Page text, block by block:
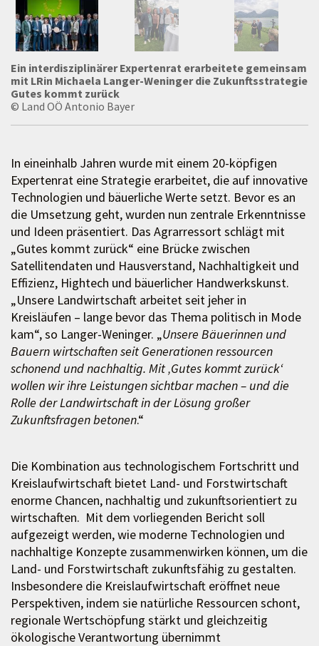
Ein interdisziplinärer Expertenrat erarbeitete gemeinsam
mit LRin Michaela Langer-Weninger die Zukunftsstrategie
Gutes kommt zurück
© Land OÖ Antonio Bayer
In eineinhalb Jahren wurde mit einem 20-köpfigen
Expertenrat eine Strategie erarbeitet, die auf innovative
Technologien und bäuerliche Werte setzt. Bevor es an
die Umsetzung geht, wurden nun zentrale Erkenntnisse
und Ideen präsentiert. Das Agrarressort schlägt mit
„Gutes kommt zurück“ eine Brücke zwischen
Satellitendaten und Hausverstand, Nachhaltigkeit und
Effizienz, Hightech und bäuerlicher Handwerkskunst.
„Unsere Landwirtschaft arbeitet seit jeher in
Kreisläufen – lange bevor das Thema politisch in Mode
kam“, so Langer-Weninger. „Unsere Bäuerinnen und
Bauern wirtschaften seit Generationen ressourcen
schonend und nachhaltig. Mit ‚Gutes kommt zurück‘
wollen wir ihre Leistungen sichtbar machen – und die
Rolle der Landwirtschaft in der Lösung großer
Zukunftsfragen betonen.“
Die Kombination aus technologischem Fortschritt und
Kreislaufwirtschaft bietet Land- und Forstwirtschaft
enorme Chancen, nachhaltig und zukunftsorientiert zu
wirtschaften. Mit dem vorliegenden Bericht soll
aufgezeigt werden, wie moderne Technologien und
nachhaltige Konzepte zusammenwirken können, um die
Land- und Forstwirtschaft zukunftsfähig zu gestalten.
Insbesondere die Kreislaufwirtschaft eröffnet neue
Perspektiven, indem sie natürliche Ressourcen schont,
regionale Wertschöpfung stärkt und gleichzeitig
ökologische Verantwortung übernimmt